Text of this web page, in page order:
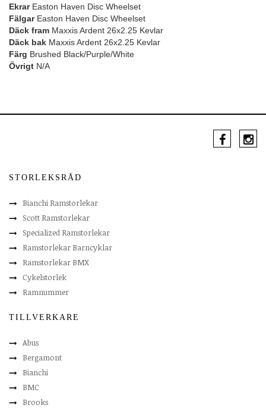
EkrarEaston Haven Disc Wheelset
FälgarEaston Haven Disc Wheelset
Däck fram Maxxis Ardent 26x2.25 Kevlar
Däck bak Maxxis Ardent 26x2.25 Kevlar
Färg Brushed Black/Purple/White
Övrigt N/A
STORLEKSRÅD
Bianchi Ramstorlekar
Scott Ramstorlekar
Specialized Ramstorlekar
Ramstorlekar Barncyklar
Ramstorlekar BMX
Cykelstorlek
Ramnummer
TILLVERKARE
Abus
Bergamont
Bianchi
BMC
Brooks